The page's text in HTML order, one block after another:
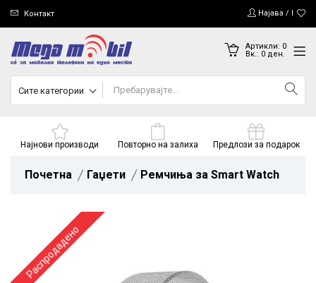
Контакт Најава /
Артикли: 0
Вк.: 0ден.
Сите категории
Најнови производи Повторно на залиха Предлози за подарок
Почетна Гаџети Ремчиња за Smart Watch
Распродадено